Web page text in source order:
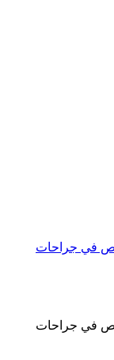
في جراحات
في جراحات